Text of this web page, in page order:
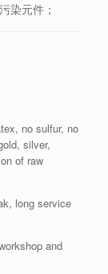
染元件；
no sulfur, no
silver,
of raw
long service
and